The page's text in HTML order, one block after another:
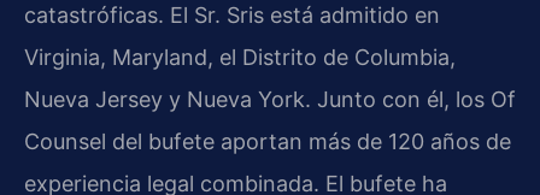
catastróficas. El Sr. Sris está admitido en
Virginia, Maryland, el Distrito de Columbia,
Nueva Jersey y Nueva York. Junto con él, los Of
Counsel del bufete aportan más de 120 años de
experiencia legal combinada. El bufete ha